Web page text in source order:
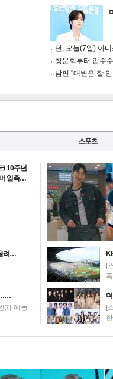
던, 오늘(7일) 아
청문회부터 압수
남편 "대변은 잘
10주년
일축…
려…
기 예능
[
[